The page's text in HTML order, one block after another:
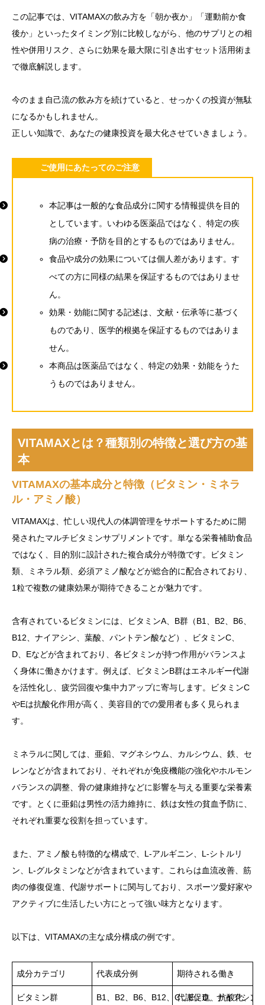
この記事では、VITAMAXの飲み方を「朝か夜か」「運動前か食
後か」といったタイミング別に比較しながら、他のサプリとの相
性や併用リスク、さらに効果を最大限に引き出すセット活用術ま
で徹底解説します。
今のまま自己流の飲み方を続けていると、せっかくの投資が無駄
になるかもしれません。
正しい知識で、あなたの健康投資を最大化させていきましょう。
ご使用にあたってのご注意
本記事は一般的な食品成分に関する情報提供を目的
としています。いわゆる医薬品ではなく、特定の疾
病の治療・予防を目的とするものではありません。
食品や成分の効果については個人差があります。す
べての方に同様の結果を保証するものではありませ
ん。
効果・効能に関する記述は、文献・伝承等に基づく
ものであり、医学的根拠を保証するものではありま
せん。
本商品は医薬品ではなく、特定の効果・効能をうた
うものではありません。
VITAMAXとは？種類別の特徴と選び方の基
本
VITAMAXの基本成分と特徴（ビタミン・ミネラ
ル・アミノ酸）
VITAMAXは、忙しい現代人の体調管理をサポートするために開
発されたマルチビタミンサプリメントです。単なる栄養補助食品
ではなく、目的別に設計された複合成分が特徴です。ビタミン
類、ミネラル類、必須アミノ酸などが総合的に配合されており、
1粒で複数の健康効果が期待できることが魅力です。
含有されているビタミンには、ビタミンA、B群（B1、B2、B6、
B12、ナイアシン、葉酸、パントテン酸など）、ビタミンC、
D、Eなどが含まれており、各ビタミンが持つ作用がバランスよ
く身体に働きかけます。例えば、ビタミンB群はエネルギー代謝
を活性化し、疲労回復や集中力アップに寄与します。ビタミンC
やEは抗酸化作用が高く、美容目的での愛用者も多く見られま
す。
ミネラルに関しては、亜鉛、マグネシウム、カルシウム、鉄、セ
レンなどが含まれており、それぞれが免疫機能の強化やホルモン
バランスの調整、骨の健康維持などに影響を与える重要な栄養素
です。とくに亜鉛は男性の活力維持に、鉄は女性の貧血予防に、
それぞれ重要な役割を担っています。
また、アミノ酸も特徴的な構成で、L-アルギニン、L-シトルリ
ン、L-グルタミンなどが含まれています。これらは血流改善、筋
肉の修復促進、代謝サポートに関与しており、スポーツ愛好家や
アクティブに生活したい方にとって強い味方となります。
以下は、VITAMAXの主な成分構成の例です。
成分カテゴリ 代表成分例 期待される働き
ビタミン群 B1、B2、B6、B12、C、E、D、ナイアシン
代謝促進、抗酸化、美